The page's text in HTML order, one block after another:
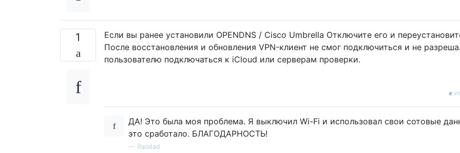
1
Если вы ранее установили OPENDNS / Cisco Umbrella Отключите его и
После восстановления и обновления VPN-клиент не смог подключиться и не
пользователю подключаться к iCloud или серверам проверки.
ДА! Это была моя проблема. Я выключил Wi-Fi и использовал свои сотовые
это сработало. БЛАГОДАРНОСТЬ!
— Baodad